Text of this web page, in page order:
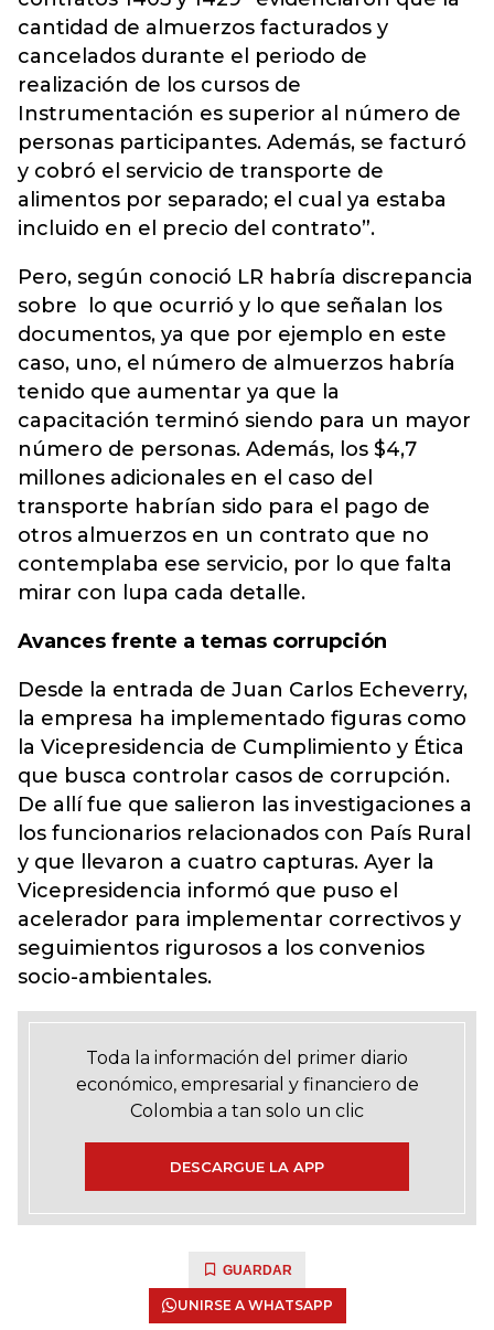
cantidad de almuerzos facturados y
cancelados durante el periodo de
realización de los cursos de
Instrumentación es superior al número de
personas participantes. Además, se facturó
y cobró el servicio de transporte de
alimentos por separado; el cual ya estaba
incluido en el precio del contrato”.
Pero, según conoció LR habría discrepancia
sobre lo que ocurrió y lo que señalan los
documentos, ya que por ejemplo en este
caso, uno, el número de almuerzos habría
tenido que aumentar ya que la
capacitación terminó siendo para un mayor
número de personas. Además, los $4,7
millones adicionales en el caso del
transporte habrían sido para el pago de
otros almuerzos en un contrato que no
contemplaba ese servicio, por lo que falta
mirar con lupa cada detalle.
Avances frente a temas corrupción
Desde la entrada de Juan Carlos Echeverry,
la empresa ha implementado figuras como
la Vicepresidencia de Cumplimiento y Ética
que busca controlar casos de corrupción.
De allí fue que salieron las investigaciones a
los funcionarios relacionados con País Rural
y que llevaron a cuatro capturas. Ayer la
Vicepresidencia informó que puso el
acelerador para implementar correctivos y
seguimientos rigurosos a los convenios
socio-ambientales.
Toda la información del primer diario
económico, empresarial y financiero de
Colombia a tan solo un clic
DESCARGUE LA APP
GUARDAR
UNIRSE A WHATSAPP